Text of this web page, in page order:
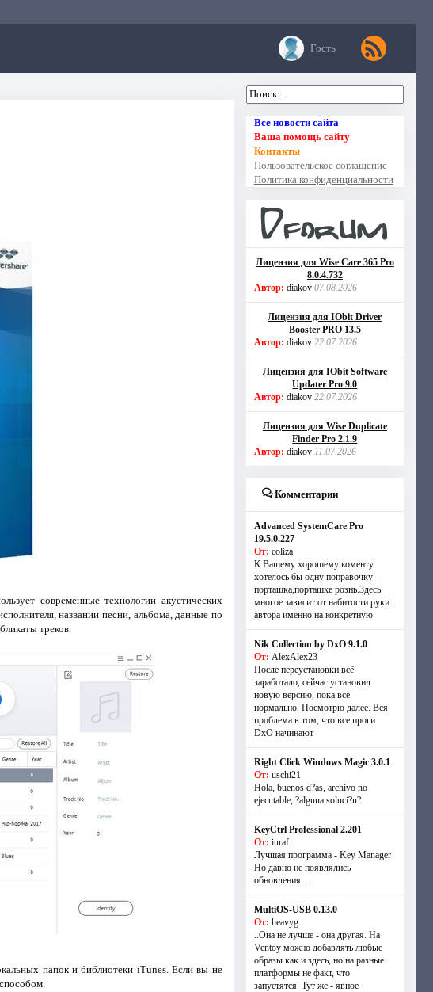
Гость
современные технологии акустических
названии песни, альбома, данные по
треков.
папок и библиотеки iTunes. Если вы не
Все новости сайта
Ваша помощь сайту
Контакты
Пользовательское соглашение
Политика конфиденциальности
Лицензия для Wise Care 365 Pro
8.0.4.732
Автор: diakov 07.08.2026
Лицензия для IObit Driver
Booster PRO 13.5
Автор: diakov 22.07.2026
Лицензия для IObit Software
Updater Pro 9.0
Автор: diakov 22.07.2026
Лицензия для Wise Duplicate
Finder Pro 2.1.9
Автор: diakov 11.07.2026
Комментарии
Advanced SystemCare Pro
19.5.0.227
От: coliza
К Вашему хорошему коменту
хотелось бы одну поправочку -
порташка,порташке рознь.Здесь
многое зависит от набитости руки
автора именно на конкретную
Nik Collection by DxO 9.1.0
От: AlexAlex23
После переустановки всё
заработало, сейчас установил
новую версию, пока всё
нормально. Посмотрю далее. Вся
проблема в том, что все проги
DxO начинают
Right Click Windows Magic 3.0.1
От: uschi21
Hola, buenos d?as, archivo no
ejecutable, ?alguna soluci?n?
KeyCtrl Professional 2.201
От: iuraf
Лучшая программа - Key Manager
Но давно не появлялись
обновления...
MultiOS-USB 0.13.0
От: heavyg
..Она не лучше - она другая. На
Ventoy можно добавлять любые
образы как и здесь, но на разные
платформы не факт, что
запустятся. Тут же - явное